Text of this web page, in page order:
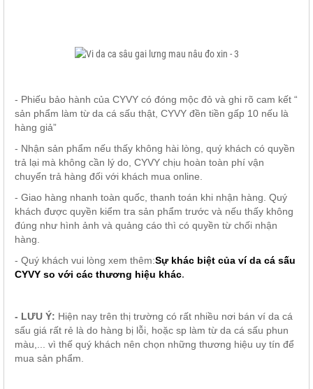
- Phiếu bảo hành của CYVY có đóng mộc đỏ và ghi rõ cam kết “
sản phẩm làm từ da cá sấu thật, CYVY đền tiền gấp 10 nếu là
hàng giả”
- Nhận sản phẩm nếu thấy không hài lòng, quý khách có quyền
trả lại mà không cần lý do, CYVY chịu hoàn toàn phí vận
chuyển trả hàng đối với khách mua online.
- Giao hàng nhanh toàn quốc, thanh toán khi nhận hàng. Quý
khách được quyền kiểm tra sản phẩm trước và nếu thấy không
đúng như hình ảnh và quảng cáo thì có quyền từ chối nhận
hàng.
- Quý khách vui lòng xem thêm:Sự khác biệt của ví da cá sấu
CYVY so với các thương hiệu khác.
- LƯU Ý: Hiện nay trên thị trường có rất nhiều nơi bán ví da cá
sấu giá rất rẻ là do hàng bị lỗi, hoặc sp làm từ da cá sấu phun
màu,... vì thế quý khách nên chọn những thương hiệu uy tín để
mua sản phẩm.